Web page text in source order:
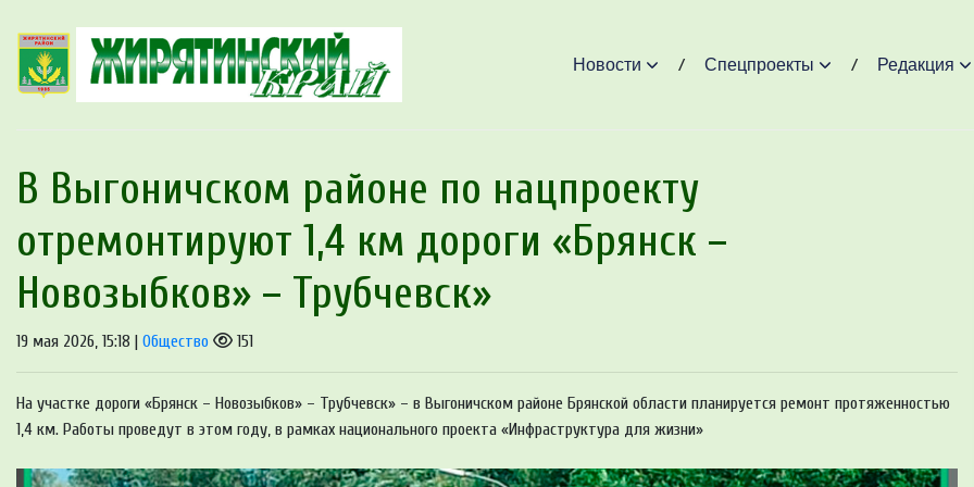
Новости Спецпроекты Редакция
В Выгоничском районе по нацпроекту
отремонтируют 1,4 км дороги «Брянск –
Новозыбков» – Трубчевск»
19 мая 2026, 15:18 | Общество 151
На участке дороги «Брянск – Новозыбков» – Трубчевск» – в Выгоничском районе Брянской области планируется ремонт протяженностью
1,4 км. Работы проведут в этом году, в рамках национального проекта «Инфраструктура для жизни»